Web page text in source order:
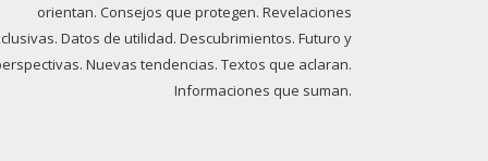
orientan. Consejos que protegen. Revelaciones
Datos de utilidad. Descubrimientos. Futuro y
Nuevas tendencias. Textos que aclaran.
Informaciones que suman.